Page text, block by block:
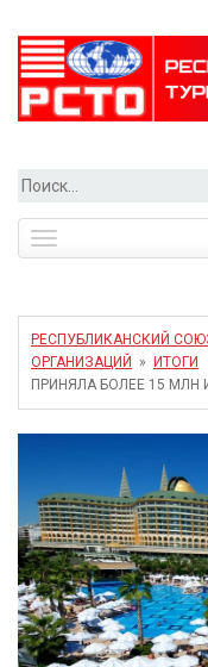
Найти:
РЕСПУБЛИКАНСКИЙ
ОРГАНИЗАЦИЙ
» ИТОГИ
ПРИНЯЛА БОЛЕЕ 15